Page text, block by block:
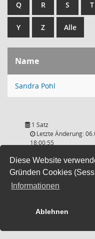
Diese Website
Gründen Cookies
Informationen
Ablehnen
Q R S T
Y Z Alle
Name
Sandra Pohl
1 Satz
Letzte Änderung:
18:00:55